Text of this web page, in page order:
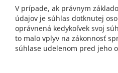
V prípade, ak právnym
údajov je súhlas dotknutej
oprávnená kedykoľvek svoj
to malo vplyv na zákonnosť
súhlase udelenom pred jeho